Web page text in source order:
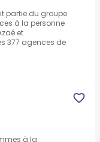
partie du groupe
à la personne
et
377 agences de
à la